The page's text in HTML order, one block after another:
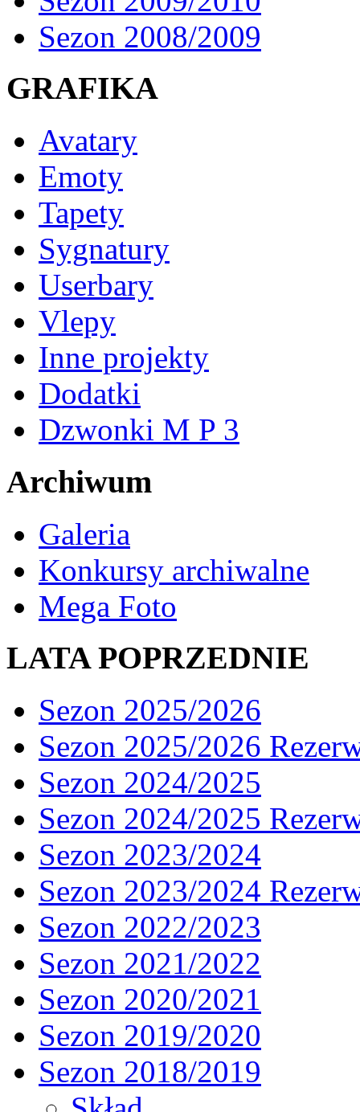
Sezon 2008/2009
GRAFIKA
Avatary
Emoty
Tapety
Sygnatury
Userbary
Vlepy
Inne projekty
Dodatki
Dzwonki M P 3
Archiwum
Galeria
Konkursy archiwalne
Mega Foto
LATA POPRZEDNIE
Sezon 2025/2026
Sezon 2025/2026
Sezon 2024/2025
Sezon 2024/2025
Sezon 2023/2024
Sezon 2023/2024
Sezon 2022/2023
Sezon 2021/2022
Sezon 2020/2021
Sezon 2019/2020
Sezon 2018/2019